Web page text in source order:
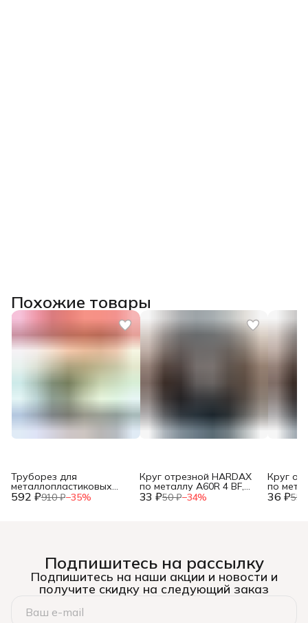
Похожие товары
592 ₽910 ₽−35%
Труборез для
металлопластиковых
труб, до 42мм, (шт.) 33 ₽50 ₽−34%
Круг отрезной HARDAX
по металлу A60R 4 BF,
125 х 1,2 х 22 мм, (шт.) 36 ₽55
Круг
по
125 х
Подпишитесь на рассылку
Подпишитесь на наши акции и новости и
получите скидку на следующий заказ